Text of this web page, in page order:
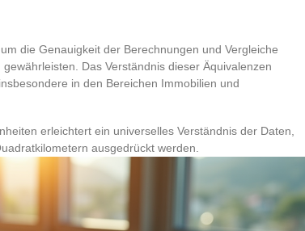
die Genauigkeit der Berechnungen und Vergleiche
Das Verständnis dieser Äquivalenzen
in den Bereichen Immobilien und
erleichtert ein universelles Verständnis der Daten,
ausgedrückt werden.